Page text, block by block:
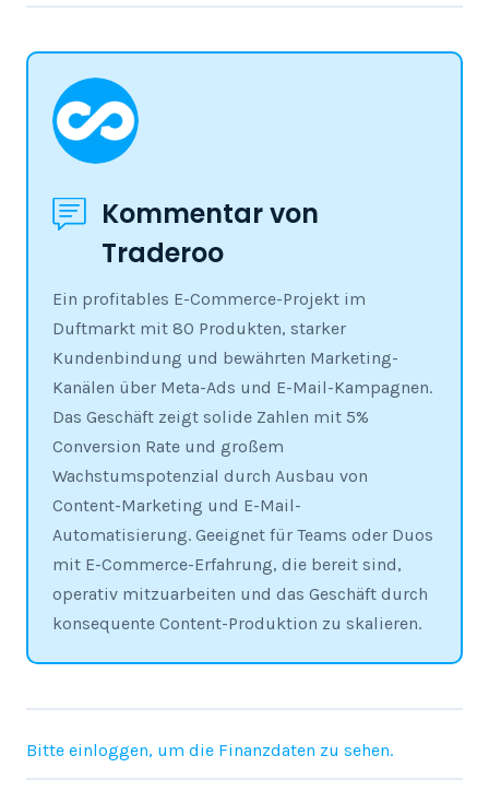
Kommentar von
Traderoo
Ein profitables E-Commerce-Projekt im
Duftmarkt mit 80 Produkten, starker
Kundenbindung und bewährten Marketing-
Kanälen über Meta-Ads und E-Mail-Kampagnen.
Das Geschäft zeigt solide Zahlen mit 5%
Conversion Rate und großem
Wachstumspotenzial durch Ausbau von
Content-Marketing und E-Mail-
Automatisierung. Geeignet für Teams oder Duos
mit E-Commerce-Erfahrung, die bereit sind,
operativ mitzuarbeiten und das Geschäft durch
konsequente Content-Produktion zu skalieren.
Bitte einloggen, um die Finanzdaten zu sehen.